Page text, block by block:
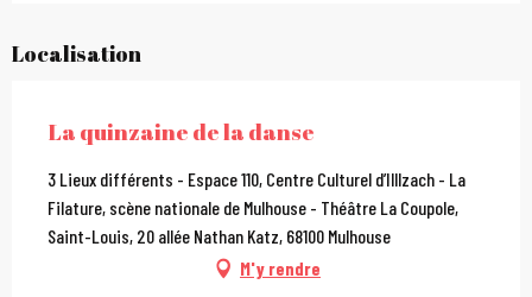
Localisation
La quinzaine de la danse
3 Lieux différents - Espace 110, Centre Culturel d’Illlzach - La
Filature, scène nationale de Mulhouse - Théâtre La Coupole,
Saint-Louis, 20 allée Nathan Katz, 68100 Mulhouse
M'y rendre